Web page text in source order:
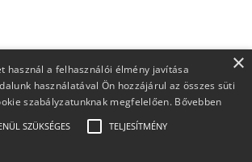
×
használ a felhasználói élmény javítása
használatával Ön hozzájárul az összes süti
szabályzatunknak megfelelően. Bővebben
SZÜKSÉGES TELJESÍTMÉNY